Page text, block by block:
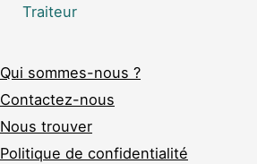
Traiteur
Qui sommes-nous ?
Contactez-nous
Nous trouver
Politique de confidentialité